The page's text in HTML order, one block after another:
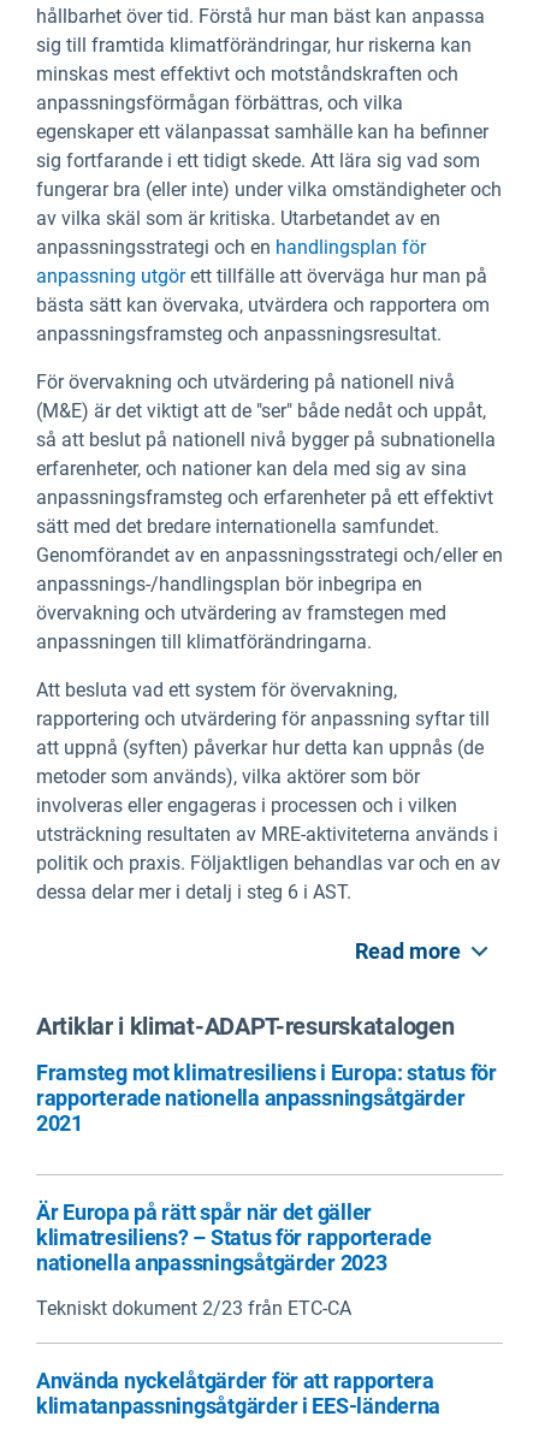
hållbarhet över tid. Förstå hur man bäst kan anpassa
sig till framtida klimatförändringar, hur riskerna kan
minskas mest effektivt och motståndskraften och
anpassningsförmågan förbättras, och vilka
egenskaper ett välanpassat samhälle kan ha befinner
sig fortfarande i ett tidigt skede. Att lära sig vad som
fungerar bra (eller inte) under vilka omständigheter och
av vilka skäl som är kritiska. Utarbetandet av en
anpassningsstrategi och en handlingsplan för
anpassning utgörett tillfälle att överväga hur man på
bästa sätt kan övervaka, utvärdera och rapportera om
anpassningsframsteg och anpassningsresultat.
För övervakning och utvärdering på nationell nivå
(M&E) är det viktigt att de "ser" både nedåt och uppåt,
så att beslut på nationell nivå bygger på subnationella
erfarenheter, och nationer kan dela med sig av sina
anpassningsframsteg och erfarenheter på ett effektivt
sätt med det bredare internationella samfundet.
Genomförandet av en anpassningsstrategi och/eller en
anpassnings-/handlingsplan bör inbegripa en
övervakning och utvärdering av framstegen med
anpassningen till klimatförändringarna.
Att besluta vad ett system för övervakning,
rapportering och utvärdering för anpassning syftar till
att uppnå (syften) påverkar hur detta kan uppnås (de
metoder som används), vilka aktörer som bör
involveras eller engageras i processen och i vilken
utsträckning resultaten av MRE-aktiviteterna används i
politik och praxis. Följaktligen behandlas var och en av
dessa delar mer i detalj i steg 6 i AST.
Read more
Artiklar i klimat-ADAPT-resurskatalogen
Framsteg mot klimatresiliens i Europa: status för
rapporterade nationella anpassningsåtgärder
2021
Är Europa på rätt spår när det gäller
klimatresiliens? – Status för rapporterade
nationella anpassningsåtgärder 2023
Tekniskt dokument 2/23 från ETC-CA
Använda nyckelåtgärder för att rapportera
klimatanpassningsåtgärder i EES-länderna